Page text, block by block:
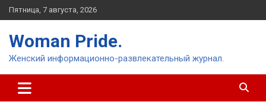
Перейти
к
Пятница, 7 августа, 2026
Woman Pride.
Женский информационно-развлекательный журнал.